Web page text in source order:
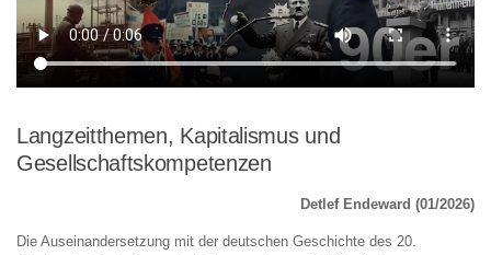
Langzeitthemen, Kapitalismus und
Gesellschaftskompetenzen
Detlef Endeward (01/2026)
Die Auseinandersetzung mit der deutschen Geschichte des 20.